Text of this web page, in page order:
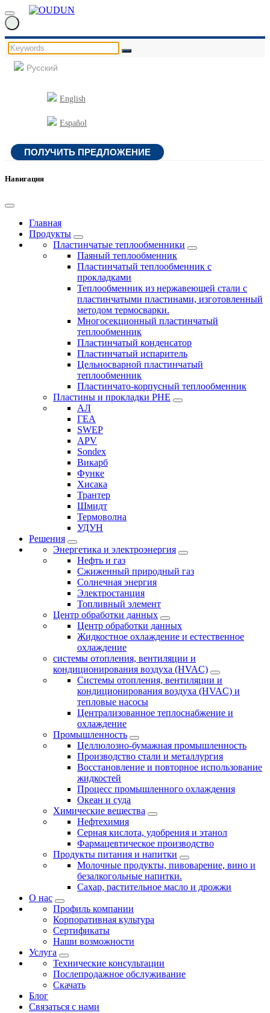
Русский
English
Español
ПОЛУЧИТЬ ПРЕДЛОЖЕНИЕ
Навигация
Главная
Продукты
Пластинчатые теплообменники
Паяный теплообменник
Пластинчатый теплообменник с
прокладками
Теплообменник из нержавеющей стали с
пластинчатыми пластинами, изготовленный
методом термосварки.
Многосекционный пластинчатый
теплообменник
Пластинчатый конденсатор
Пластинчатый испаритель
Цельносварной пластинчатый
теплообменник
Пластинчато-корпусный теплообменник
Пластины и прокладки PHE
АЛ
ГЕА
SWEP
APV
Sondex
Викарб
Функе
Хисака
Трантер
Шмидт
Термоволна
УДУН
Решения
Энергетика и электроэнергия
Нефть и газ
Сжиженный природный газ
Солнечная энергия
Электростанция
Топливный элемент
Центр обработки данных
Центр обработки данных
Жидкостное охлаждение и естественное
охлаждение
системы отопления, вентиляции и
кондиционирования воздуха (HVAC)
Системы отопления, вентиляции и
кондиционирования воздуха (HVAC) и
тепловые насосы
Централизованное теплоснабжение и
охлаждение
Промышленность
Целлюлозно-бумажная промышленность
Производство стали и металлургия
Восстановление и повторное использование
жидкостей
Процесс промышленного охлаждения
Океан и суда
Химические вещества
Нефтехимия
Серная кислота, удобрения и этанол
Фармацевтическое производство
Продукты питания и напитки
Молочные продукты, пивоварение, вино и
безалкогольные напитки.
Сахар, растительное масло и дрожжи
О нас
Профиль компании
Корпоративная культура
Сертификаты
Наши возможности
Услуга
Технические консультации
Послепродажное обслуживание
Скачать
Блог
Связаться с нами